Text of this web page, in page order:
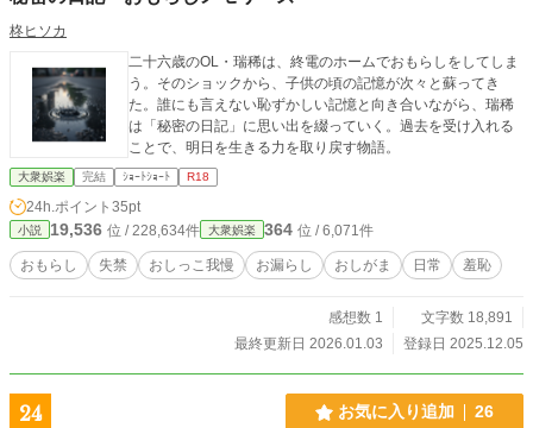
柊ヒソカ
二十六歳のOL・瑞稀は、終電のホームでおもらしをしてしま
う。そのショックから、子供の頃の記憶が次々と蘇ってき
た。誰にも言えない恥ずかしい記憶と向き合いながら、瑞稀
は「秘密の日記」に思い出を綴っていく。過去を受け入れる
ことで、明日を生きる力を取り戻す物語。
大衆娯楽 完結 ｼｮｰﾄｼｮｰﾄ R18
24h.ポイント 35pt
小説 19,536 位 / 228,634件 大衆娯楽 364 位 / 6,071件
おもらし 失禁 おしっこ我慢 お漏らし おしがま 日常 羞恥
感想数 1
文字数 18,891
最終更新日 2026.01.03
登録日 2025.12.05
24 お気に入り追加 26